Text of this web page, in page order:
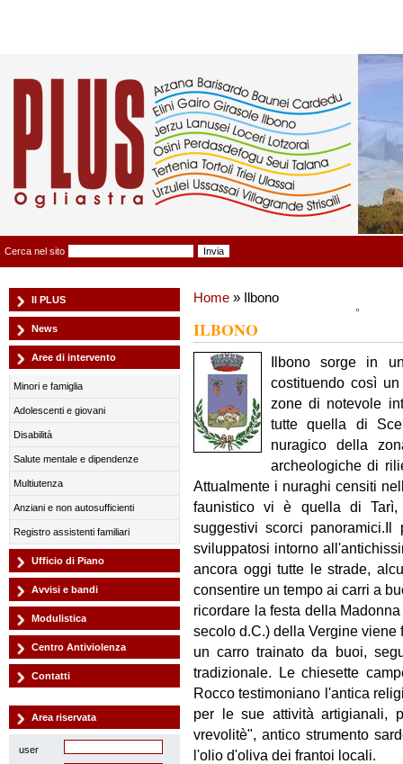
Cerca nel sito
Il PLUS
News
Aree di intervento
Minori e famiglia
Adolescenti e giovani
Disabilità
Salute mentale e dipendenze
Multiutenza
Anziani e non autosufficienti
Registro assistenti familiari
Ufficio di Piano
Avvisi e bandi
Modulistica
Centro Antiviolenza
Contatti
Area riservata
user
Home » Ilbono
ILBONO
Ilbono sorge in
costituendo così
zone di notevole
tutte quella di
nuragico della
archeologiche di
Attualmente i nuraghi censiti
faunistico vi è quella di Tarì,
suggestivi scorci
sviluppatosi intorno
ancora oggi tutte le strade,
consentire un tempo ai carri a
ricordare la festa della
secolo d.C.) della Vergine
un carro trainato da buoi,
tradizionale. Le chiesette
Rocco testimoniano l'antica
per le sue attività artigianali,
vrevolitè", antico strumento
l'olio d'oliva dei frantoi locali.